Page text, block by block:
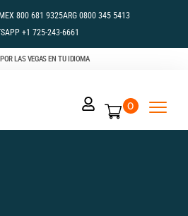
800 681 9325ARG 0800 345 5413
+1 725-243-6661
LAS VEGAS EN TU IDIOMA
0